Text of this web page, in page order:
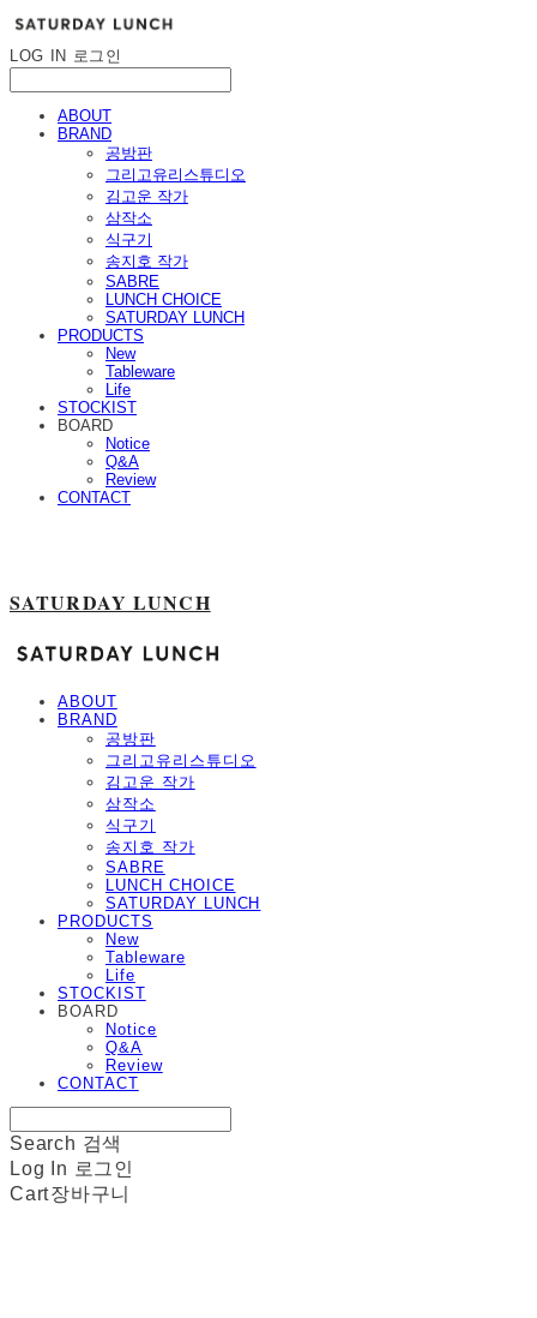
LOG IN 로그인
ABOUT
BRAND
공방판
그리고유리스튜디오
김고운 작가
삼작소
식구기
송지호 작가
SABRE
LUNCH CHOICE
SATURDAY LUNCH
PRODUCTS
New
Tableware
Life
STOCKIST
BOARD
Notice
Q&A
Review
CONTACT
SATURDAY LUNCH
ABOUT
BRAND
공방판
그리고유리스튜디오
김고운 작가
삼작소
식구기
송지호 작가
SABRE
LUNCH CHOICE
SATURDAY LUNCH
PRODUCTS
New
Tableware
Life
STOCKIST
BOARD
Notice
Q&A
Review
CONTACT
Search 검색
Log In 로그인
Cart장바구니